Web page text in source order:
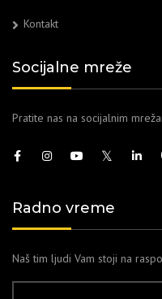
Kontakt
Socijalne mreže
Pratite nas na socijalnim
Radno vreme
Naš tim ljudi Vam stoji na